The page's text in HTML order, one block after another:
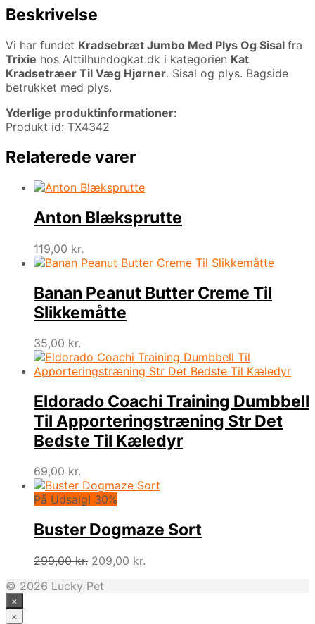
Beskrivelse
Vi har fundet Kradsebræt Jumbo Med Plys Og Sisal fra
Trixie hos Alttilhundogkat.dk i kategorien Kat
Kradsetræer Til Væg Hjørner. Sisal og plys. Bagside
betrukket med plys.
Yderlige produktinformationer:
Produkt id: TX4342
Relaterede varer
Anton Blæksprutte
119,00 kr.
Banan Peanut Butter Creme Til
Slikkemåtte
35,00 kr.
Eldorado Coachi Training Dumbbell
Til Apporteringstræning Str Det
Bedste Til Kæledyr
69,00 kr.
På Udsalg! 30%
Buster Dogmaze Sort
299,00kr. Den
pris
209,00 kr.
© 2026 Lucky Pet
×
×